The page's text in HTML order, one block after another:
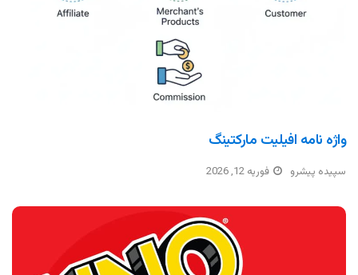
واژه نامه افیلیت مارکتینگ
سپیده پیشرو فوریه 12, 2026